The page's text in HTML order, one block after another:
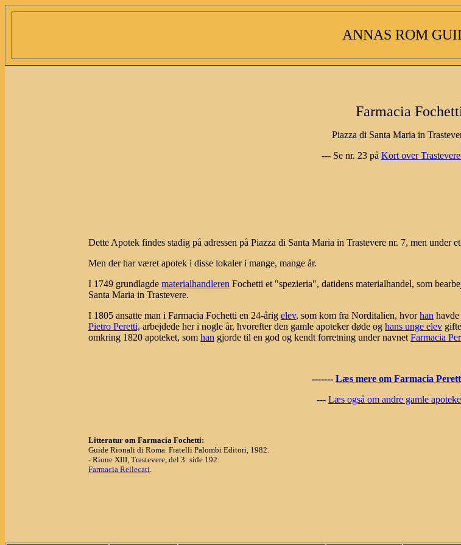
ANNAS ROM
Farmacia
Piazza di Santa Maria in
--- Se nr. 23 på Kort over
Dette Apotek findes stadig på adressen på Piazza di Santa Maria in Trastevere nr. 7, men under
Men der har været apotek i disse lokaler i mange, mange år.
I 1749 grundlagde materialhandleren Fochetti et "spezieria", datidens materialhandel, som
Santa Maria in Trastevere.
I 1805 ansatte man i Farmacia Fochetti en 24-årig elev, som kom fra Norditalien, hvorhan
Pietro Peretti, arbejdede her i nogle år, hvorefter den gamle apoteker døde og hans unge elev
omkring 1820 apoteket, som han gjorde til en god og kendt forretning under navnet Farmacia
------- Læs mere om Farmacia
--- Læs også om andre gamle
Litteratur om Farmacia Fochetti:
Guide Rionali di Roma. Fratelli Palombi Editori, 1982.
- Rione XIII, Trastevere, del 3: side 192.
Farmacia Rellecati.